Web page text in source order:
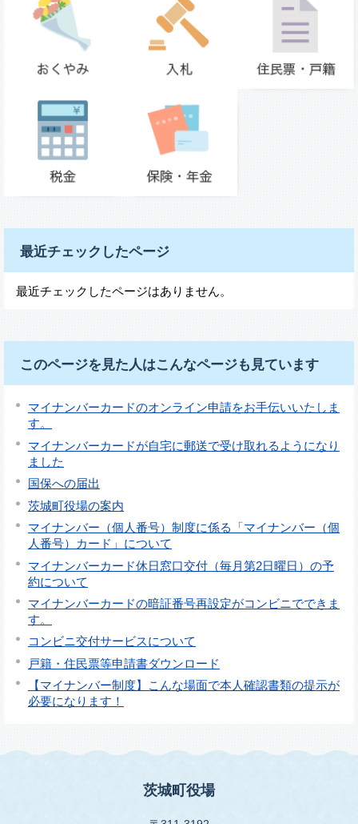
最近チェックしたページ
最近チェックしたページはありません。
このページを見た人はこんなページも見ています
マイナンバーカードのオンライン申請をお手伝いいたしま
す。
マイナンバーカードが自宅に郵送で受け取れるようになり
ました
国保への届出
茨城町役場の案内
マイナンバー（個人番号）制度に係る「マイナンバー（個
人番号）カード」について
マイナンバーカード休日窓口交付（毎月第2日曜日）の予
約について
マイナンバーカードの暗証番号再設定がコンビニでできま
す。
コンビニ交付サービスについて
戸籍・住民票等申請書ダウンロード
【マイナンバー制度】こんな場面で本人確認書類の提示が
必要になります！
茨城町役場